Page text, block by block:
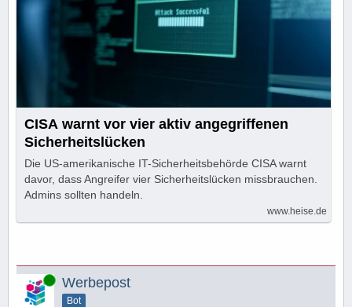
CISA warnt vor vier aktiv angegriffenen
Sicherheitslücken
Die US-amerikanische IT-Sicherheitsbehörde CISA warnt
davor, dass Angreifer vier Sicherheitslücken missbrauchen.
Admins sollten handeln.
www.heise.de
Online Werbepost
Bot